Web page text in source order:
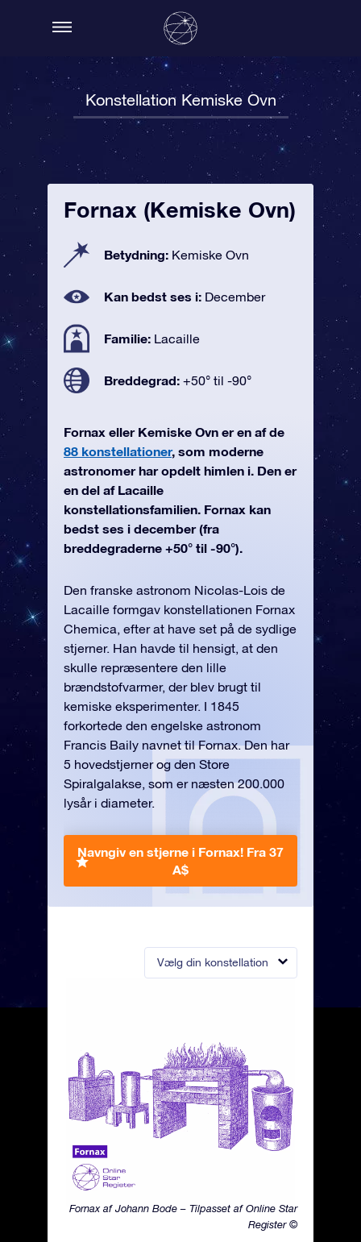
Konstellation Kemiske Ovn
Vælg din konstellation
Fornax af Johann Bode – Tilpasset af Online Star
Register ©
Fornax (Kemiske Ovn)
Betydning: Kemiske Ovn
Kan bedst ses i: December
Familie: Lacaille
Breddegrad: +50° til -90°
Fornax eller Kemiske Ovn er en af de
88 konstellationer, som moderne
astronomer har opdelt himlen i. Den er
en del af Lacaille
konstellationsfamilien. Fornax kan
bedst ses i december (fra
breddegraderne +50° til -90°).
Den franske astronom Nicolas-Lois de
Lacaille formgav konstellationen Fornax
Chemica, efter at have set på de sydlige
stjerner. Han havde til hensigt, at den
skulle repræsentere den lille
brændstofvarmer, der blev brugt til
kemiske eksperimenter. I 1845
forkortede den engelske astronom
Francis Baily navnet til Fornax. Den har
5 hovedstjerner og den Store
Spiralgalakse, som er næsten 200.000
lysår i diameter.
Navngiv en stjerne i Fornax! Fra 37
A$